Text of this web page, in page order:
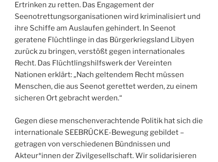
Ertrinken zu retten. Das Engagement der
Seenotrettungsorganisationen wird kriminalisiert und
ihre Schiffe am Auslaufen gehindert. In Seenot
geratene Flüchtlinge in das Bürgerkriegsland Libyen
zurück zu bringen, verstößt gegen internationales
Recht. Das Flüchtlingshilfswerk der Vereinten
Nationen erklärt: „Nach geltendem Recht müssen
Menschen, die aus Seenot gerettet werden, zu einem
sicheren Ort gebracht werden.“
Gegen diese menschenverachtende Politik hat sich die
internationale SEEBRÜCKE-Bewegung gebildet –
getragen von verschiedenen Bündnissen und
Akteur*innen der Zivilgesellschaft. Wir solidarisieren